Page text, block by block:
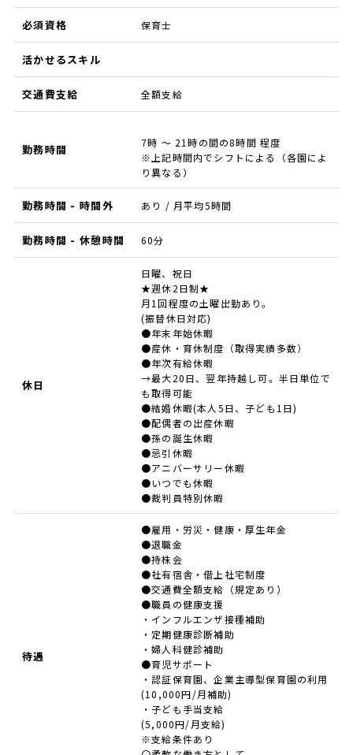
必須資格 保育士
活かせるスキル
交通費支給 全額支給
勤務時間
7時 ～ 21時の間の8時間 程度
※上記時間内でシフトによる（各園によ
り異なる）
勤務時間 - 時間外 あり / 月平均5時間
勤務時間 - 休憩時間 60分
休日
日曜、祝日
★週休2日制★
月1回程度の土曜出勤あり。
(振替休日対応)
●年末年始休暇
●産休・育休制度（取得実績多数）
●年次有給休暇
→最大20日、翌年持越し可。半日単位で
も取得可能
●結婚休暇(本人5日、子ども1日)
●配偶者の出産休暇
●孫の誕生休暇
●忌引休暇
●アニバーサリー休暇
●いつでも休暇
●裁判員特別休暇
待遇
●雇用・労災・健康・厚生年金
●退職金
●持株会
●社有宿舎・借上社宅制度
●交通費全額支給（規定あり）
●職員の健康支援
・インフルエンザ接種補助
・定期健康診断補助
・婦人科健診補助
●育児サポート
・認証保育園、企業主導型保育園の利用
(10,000円/月補助)
・子ども手当支給
(5,000円/月支給)
※支給条件あり